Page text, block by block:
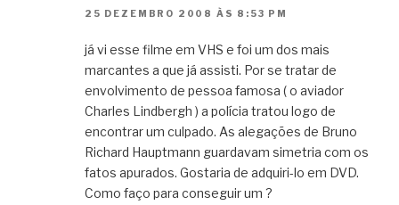
25 DEZEMBRO 2008 ÀS 8:53 PM
já vi esse filme em VHS e foi um dos mais
marcantes a que já assisti. Por se tratar de
envolvimento de pessoa famosa ( o aviador
Charles Lindbergh ) a polícia tratou logo de
encontrar um culpado. As alegações de Bruno
Richard Hauptmann guardavam simetria com os
fatos apurados. Gostaria de adquiri-lo em DVD.
Como faço para conseguir um ?